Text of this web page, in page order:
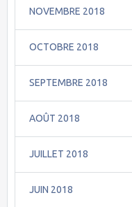
NOVEMBRE 2018
OCTOBRE 2018
SEPTEMBRE 2018
AOÛT 2018
JUILLET 2018
JUIN 2018